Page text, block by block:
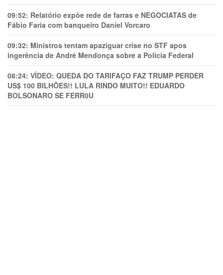
09:52: Relatório expõe rede de farras e NEGOCIATAS de
Fábio Faria com banqueiro Daniel Vorcaro
09:32: Ministros tentam apaziguar crise no STF apos
ingerência de André Mendonça sobre a Polícia Federal
08:24: VÍDEO: QUEDA DO TARIFAÇO FAZ TRUMP PERDER
US$ 100 BILHÕES!! LULA RINDO MUITO!! EDUARDO
BOLSONARO SE FERR0U